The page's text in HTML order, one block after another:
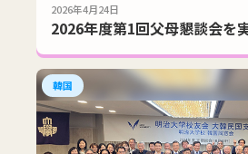
2026年4月24日
2026年度第1回父母懇談会を
韓国